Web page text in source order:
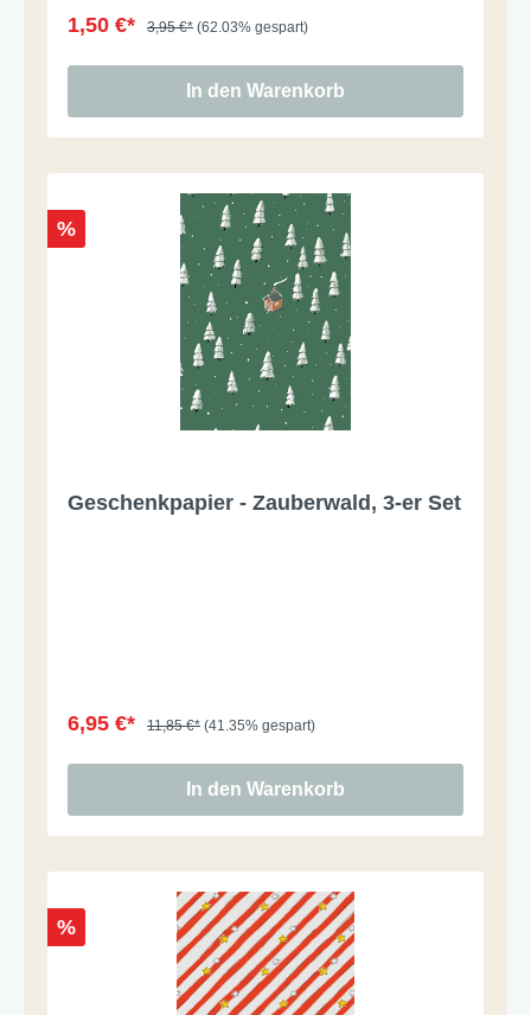
1,50 €* 3,95 €* (62.03% gespart)
In den Warenkorb
%
Geschenkpapier - Zauberwald, 3-er Set
6,95 €* 11,85 €* (41.35% gespart)
In den Warenkorb
%